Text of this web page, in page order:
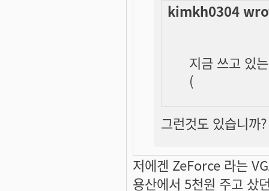
kimkh0304
지금 쓰고 있
(
그런것도 있습니
저에겐 ZeForce 라는
용산에서 5천원 주고 샀